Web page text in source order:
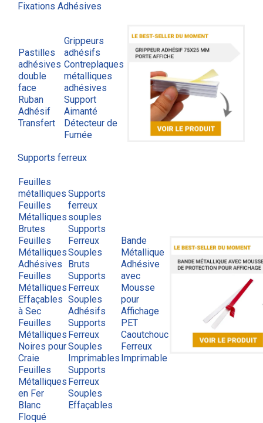
Fixations Adhésives
Pastilles
adhésives
double
face
Ruban
Adhésif
Transfert
Grippeurs
adhésifs
Contreplaques
métalliques
adhésives
Support
Aimanté
Détecteur de
Fumée
Supports ferreux
Feuilles
métalliques
Feuilles
Métalliques
Brutes
Feuilles
Métalliques
Adhésives
Feuilles
Métalliques
Effaçables
à Sec
Feuilles
Métalliques
Noires pour
Craie
Feuilles
Métalliques
en Fer
Blanc
Floqué
Supports
ferreux
souples
Supports
Ferreux
Souples
Bruts
Supports
Ferreux
Souples
Adhésifs
Supports
Ferreux
Souples
Imprimables
Supports
Ferreux
Souples
Effaçables
Bande
Métallique
Adhésive
avec
Mousse
pour
Affichage
PET
Caoutchouc
Ferreux
Imprimable